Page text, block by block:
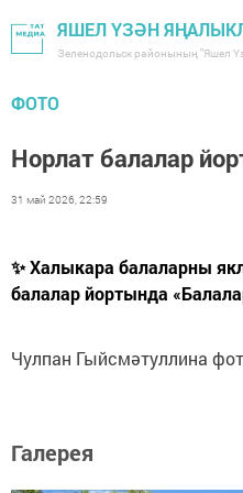
ЯШЕЛ ҮЗӘН
Зеленодольск районының "Яшел
ФОТО
Норлат балалар
31 май 2026, 22:59
✨ Халыкара балаларны
балалар йортында
Чулпан Гыйсмәтуллина
Галерея